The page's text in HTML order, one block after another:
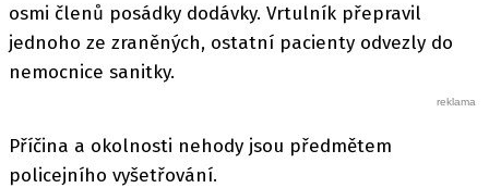
osmi členů posádky dodávky. Vrtulník přepravil
jednoho ze zraněných, ostatní pacienty odvezly do
nemocnice sanitky.
Příčina a okolnosti nehody jsou předmětem
policejního vyšetřování.